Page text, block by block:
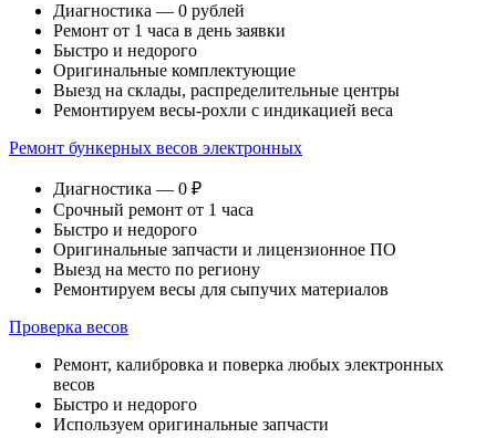
Диагностика — 0 рублей
Ремонт от 1 часа в день заявки
Быстро и недорого
Оригинальные комплектующие
Выезд на склады, распределительные центры
Ремонтируем весы-рохли с индикацией веса
Ремонт бункерных весов электронных
Диагностика — 0 ₽
Срочный ремонт от 1 часа
Быстро и недорого
Оригинальные запчасти и лицензионное ПО
Выезд на место по региону
Ремонтируем весы для сыпучих материалов
Проверка весов
Ремонт, калибровка и поверка любых электронных
весов
Быстро и недорого
Используем оригинальные запчасти